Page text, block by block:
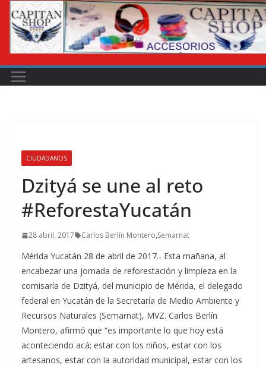
CIUDADANOS
Dzityá se une al reto
#ReforestaYucatán
28 abril, 2017 Carlos Berlín Montero,Semarnat
Mérida Yucatán 28 de abril de 2017.- Esta mañana, al
encabezar una jornada de reforestación y limpieza en la
comisaría de Dzityá, del municipio de Mérida, el delegado
federal en Yucatán de la Secretaría de Medio Ambiente y
Recursos Naturales (Semarnat), MVZ. Carlos Berlín
Montero, afirmó que “es importante lo que hoy está
aconteciendo acá; estar con los niños, estar con los
artesanos, estar con la autoridad municipal, estar con los